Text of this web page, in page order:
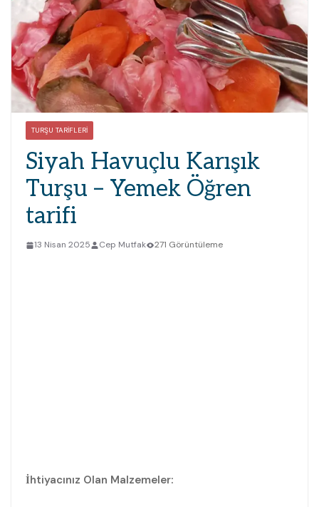
TURŞU TARIFLERI
Siyah Havuçlu Karışık
Turşu – Yemek Öğren
tarifi
13 Nisan 2025 Cep Mutfak 271 Görüntüleme
İhtiyacınız Olan Malzemeler: